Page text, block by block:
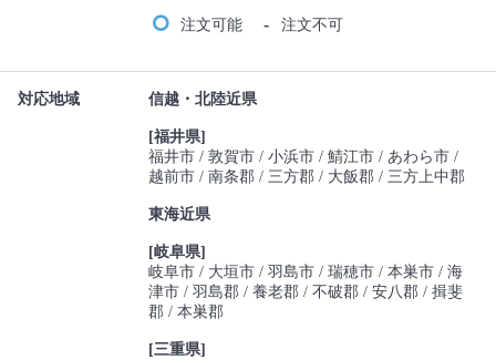
注文可能 - 注文不可
対応地域 信越・北陸近県
[福井県]
福井市 敦賀市 小浜市 鯖江市 あわら市
越前市 南条郡 三方郡 大飯郡 三方上中郡
東海近県
[岐阜県]
岐阜市 大垣市 羽島市 瑞穂市 本巣市 海
津市 羽島郡 養老郡 不破郡 安八郡 揖斐
郡 本巣郡
[三重県]